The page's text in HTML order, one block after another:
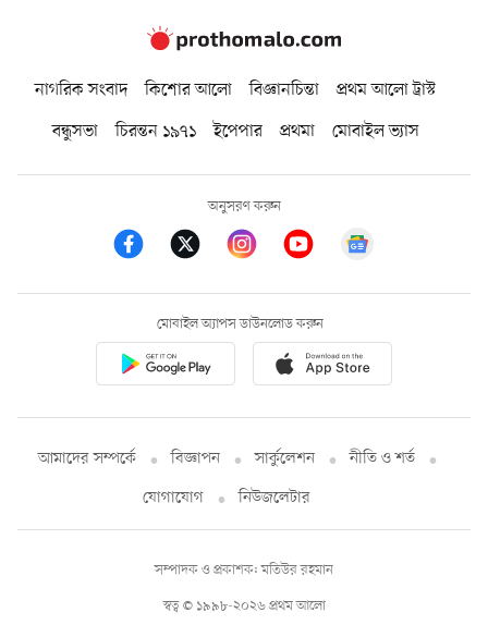
নাগরিক সংবাদ কিশোর আলো বিজ্ঞানচিন্তা
প্রথম আলো ট্রাস্ট
বন্ধুসভা
চিরন্তন ১৯৭১ ইপেপার প্রথমা মোবাইল ভ্যাস
অনুসরণ করুন
মোবাইল অ্যাপস ডাউনলোড করুন
আমাদের সম্পর্কে বিজ্ঞাপন সার্কুলেশন
নীতি ও শর্ত
যোগাযোগ
নিউজলেটার
স্বত্ব © ১৯৯৮-২০২৬ প্রথম আলো
সম্পাদক ও প্রকাশক: মতিউর রহমান